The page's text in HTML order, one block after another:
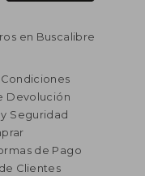
en Buscalibre
Devolución
Seguridad
de Pago
Clientes